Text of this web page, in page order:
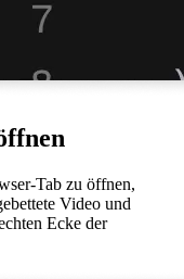
Tab zu öffnen,
Video und
Ecke der